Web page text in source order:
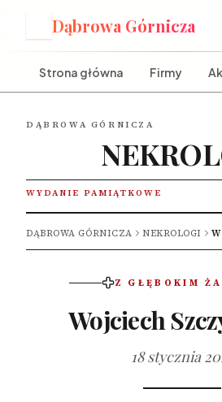
Dąbrowa Górnicza
Strona główna Firmy
DĄBROWA GÓRNICZA
WYDANIE PAMIĄTKOWE
DĄBROWA GÓRNICZA NEKROLOGI
Z GŁĘBOKIM
Wojciech
18 stycznia